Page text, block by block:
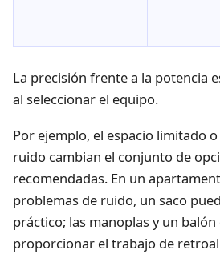
La precisión frente a la potencia
al seleccionar el equipo.
Por ejemplo, el espacio limitado
ruido cambian el conjunto de
recomendadas. En un
problemas de ruido, un saco
práctico; las manoplas y un
proporcionar el trabajo de